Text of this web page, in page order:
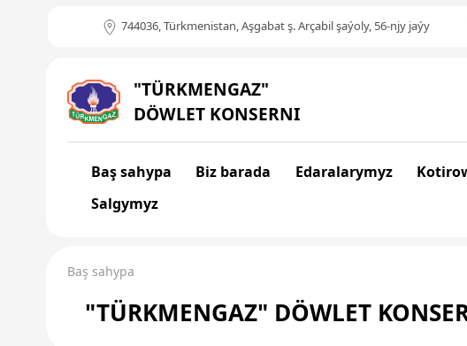
744036, Türkmenistan, Aşgabat ş. Arçabil şaýoly, 56-njy jaýy
"TÜRKMENGAZ"
DÖWLET KONSERNI
Baş sahypa Biz barada Edaralarymyz
Salgymyz
Baş sahypa
"TÜRKMENGAZ" DÖWLET